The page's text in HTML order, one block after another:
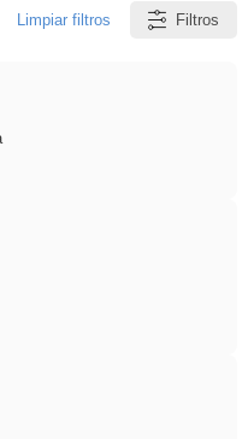
Limpiar filtros Filtros